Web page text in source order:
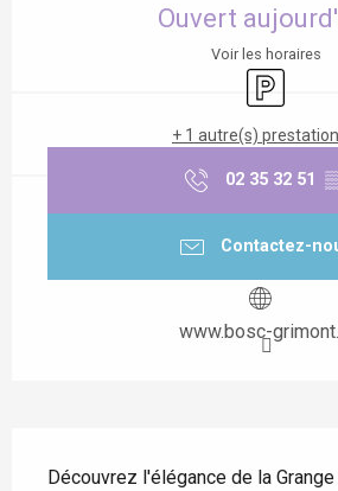
Ouvert
Voir les horaires
Parking
+ 1 autre(s)
02 35 32 51
Contactez-
www.bosc-
Découvrez l'élégance de la